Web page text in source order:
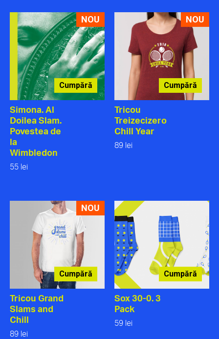
NOU
Cumpără
Simona. Al
Doilea Slam.
Povestea de
la
Wimbledon
55 lei
NOU
Cumpără
Tricou
Treizecizero
Chill Year
89 lei
NOU
Cumpără
Tricou Grand
Slams and
Chill
89 lei
Cumpără
Sox 30-0. 3
Pack
59 lei